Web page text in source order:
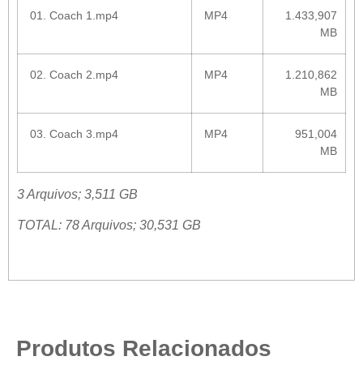
01. Coach 1.mp4 MP4
1.433,907
MB
02. Coach 2.mp4 MP4
1.210,862
MB
03. Coach 3.mp4 MP4
951,004
MB
3 Arquivos; 3,511 GB
TOTAL: 78 Arquivos; 30,531 GB
Produtos Relacionados